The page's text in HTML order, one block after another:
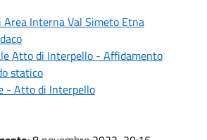
Area Interna Val Simeto Etna
Atto di Interpello - Affidamento
statico
- Atto di Interpello